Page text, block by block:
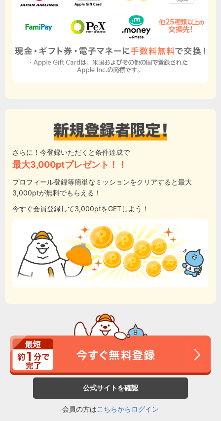
さらに！今登録いただくと条件達成で
最大3,000ptプレゼント！！
プロフィール登録等簡単なミッションをクリアすると最大
3,000ptが無料でもらえる！
今すぐ会員登録して3,000ptをGETしよう！
公式サイトを確認
会員の方はこちらからログイン